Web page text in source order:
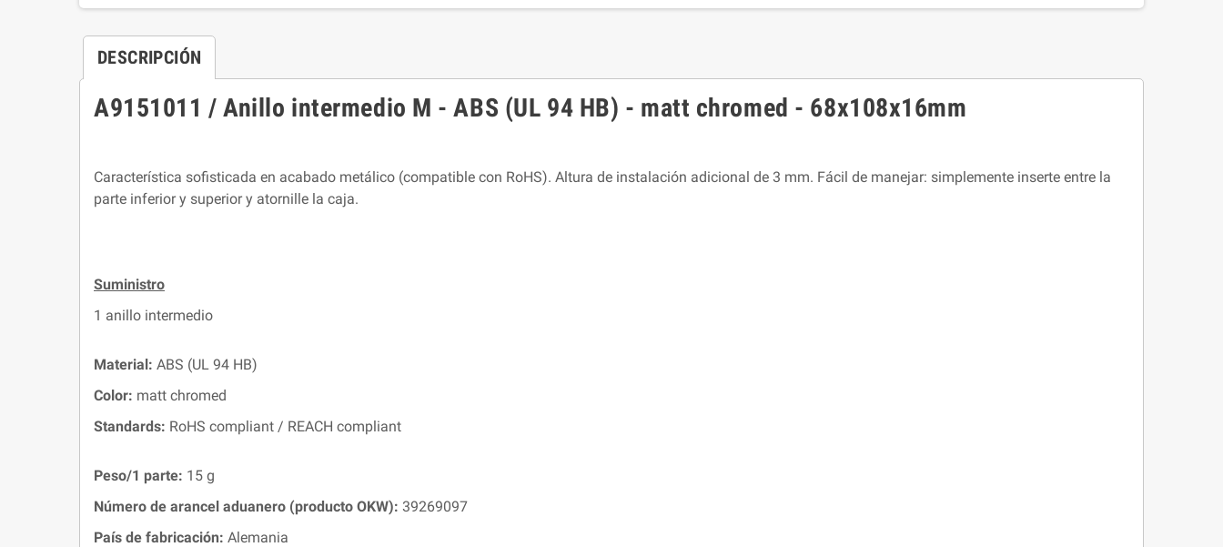
DESCRIPCIÓN
A9151011 / Anillo intermedio M - ABS (UL 94 HB) - matt chromed - 68x108x16mm
Característica sofisticada en acabado metálico (compatible con RoHS). Altura de instalación adicional de 3 mm. Fácil de manejar: simplemente inserte entre la
parte inferior y superior y atornille la caja.
Suministro
1 anillo intermedio
Material: ABS (UL 94 HB)
Color: matt chromed
Standards: RoHS compliant / REACH compliant
Peso/1 parte: 15 g
Número de arancel aduanero (producto OKW): 39269097
País de fabricación: Alemania